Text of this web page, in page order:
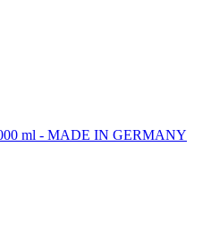
ml - MADE IN GERMANY